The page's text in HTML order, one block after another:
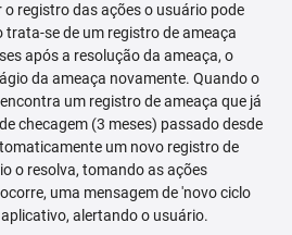
o registro das ações o usuário pode
trata-se de um registro de ameaça
após a resolução da ameaça, o
da ameaça novamente. Quando o
um registro de ameaça que já
checagem (3 meses) passado desde
um novo registro de
o resolva, tomando as ações
uma mensagem de 'novo ciclo
alertando o usuário.